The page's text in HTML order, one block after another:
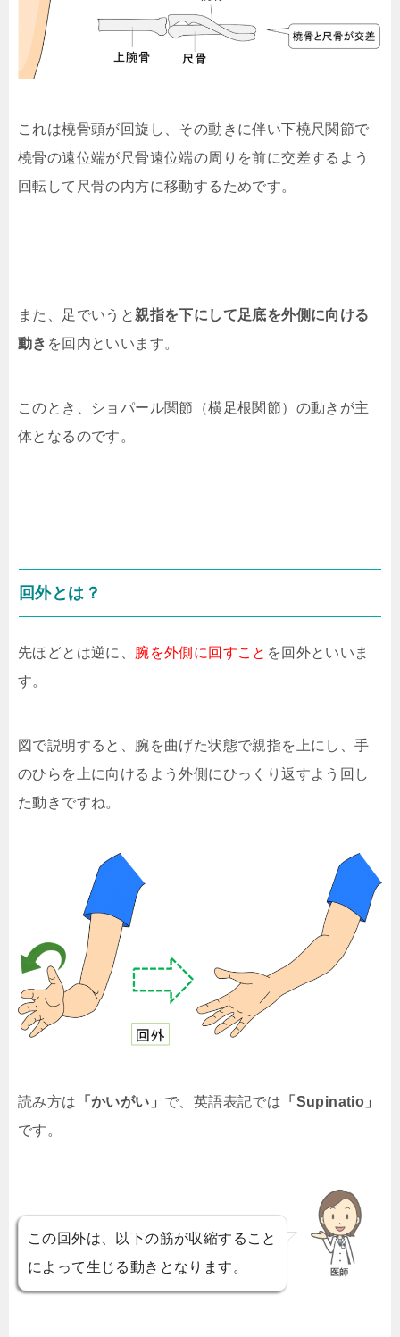
これは橈骨頭が回旋し、その動きに伴い下橈尺関節で
橈骨の遠位端が尺骨遠位端の周りを前に交差するよう
回転して尺骨の内方に移動するためです。
また、足でいうと 親指を下にして足底を外側に向ける
動き を回内といいます。
このとき、ショパール関節（横足根関節）の動きが主
体となるのです。
回外とは？
先ほどとは逆に、 腕を外側に回すこと を回外といいま
す。
図で説明すると、腕を曲げた状態で親指を上にし、手
のひらを上に向けるよう外側にひっくり返すよう回し
た動きですね。
読み方は 「かいがい」 で、英語表記では 「Supinatio」
です。
この回外は、以下の筋が収縮すること
によって生じる動きとなります。
医師